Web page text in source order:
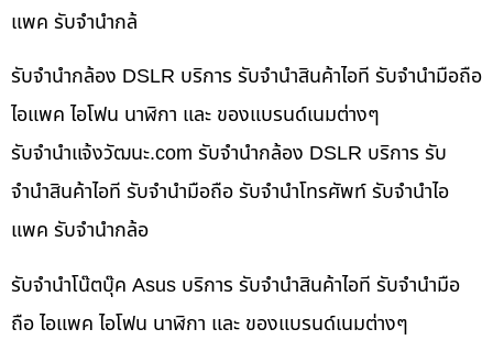
แพค รับจำนำกล้
รับจำนำกล้อง DSLR บริการ รับจำนำสินค้าไอที รับจำนำมือถือ
ไอแพค ไอโฟน นาฬิกา และ ของแบรนด์เนมต่างๆ
รับจํานําแจ้งวัฒนะ.com รับจำนำกล้อง DSLR บริการ รับ
จำนำสินค้าไอที รับจำนำมือถือ รับจำนำโทรศัพท์ รับจำนำไอ
แพค รับจำนำกล้อ
รับจำนำโน๊ตบุ๊ค Asus บริการ รับจำนำสินค้าไอที รับจำนำมือ
ถือ ไอแพค ไอโฟน นาฬิกา และ ของแบรนด์เนมต่างๆ